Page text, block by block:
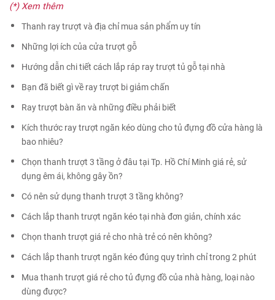
(*) Xem thêm
Thanh ray trượt và địa chỉ mua sản phẩm uy tín
Những lợi ích của cửa trượt gỗ
Hướng dẫn chi tiết cách lắp ráp ray trượt tủ gỗ tại nhà
Bạn đã biết gì về ray trượt bi giảm chấn
Ray trượt bàn ăn và những điều phải biết
Kích thước ray trượt ngăn kéo dùng cho tủ đựng đồ cửa hàng là
bao nhiêu?
Chọn thanh trượt 3 tầng ở đâu tại Tp. Hồ Chí Minh giá rẻ, sử
dụng êm ái, không gây ồn?
Có nên sử dụng thanh trượt 3 tầng không?
Cách lắp thanh trượt ngăn kéo tại nhà đơn giản, chính xác
Chọn thanh trượt giá rẻ cho nhà trẻ có nên không?
Cách lắp thanh trượt ngăn kéo đúng quy trình chỉ trong 2 phút
Mua thanh trượt giá rẻ cho tủ đựng đồ của nhà hàng, loại nào
dùng được?